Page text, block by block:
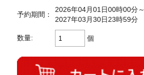
予約期間：
2026年04月01日00時00分～
2027年03月30日23時59分
数量: 個